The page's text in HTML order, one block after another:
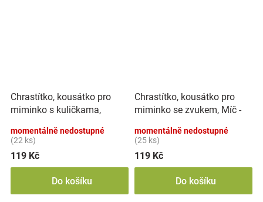
Chrastítko, kousátko pro
miminko s kuličkama,
momentálně nedostupné
(22 ks)
119 Kč
Do košíku
Chrastítko, kousátko pro
miminko se zvukem, Míč -
momentálně nedostupné
(25 ks)
119 Kč
Do košíku